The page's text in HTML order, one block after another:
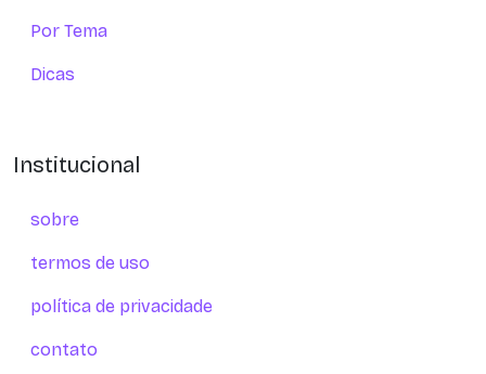
Por Tema
Dicas
Institucional
sobre
termos de uso
política de privacidade
contato